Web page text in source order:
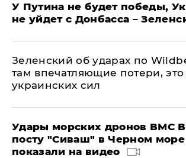
У Путина не будет победы,
не уйдет с Донбасса –
Зеленский об ударах по
там впечатляющие потери, это
украинских сил
Удары морских дронов ВМС
посту "Сиваш" в Черном море
показали на видео